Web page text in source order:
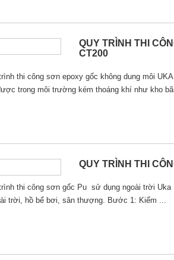
QUY TRÌNH THI
CT200
thi công sơn epoxy gốc không dung môi
trong môi trường kém thoáng khí như kho
QUY TRÌNH THI
thi công sơn gốc Pu sử dụng ngoài trời
trời, hồ bể bơi, sân thượng. Bước 1: Kiểm ...